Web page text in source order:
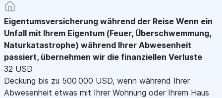
Eigentumsversicherung während der Reise Wenn ein
Unfall mit Ihrem Eigentum (Feuer, Überschwemmung,
Naturkatastrophe) während Ihrer Abwesenheit
passiert, übernehmen wir die finanziellen Verluste
32 USD
Deckung bis zu 500 000 USD, wenn während Ihrer
Abwesenheit etwas mit Ihrer Wohnung oder Ihrem Haus